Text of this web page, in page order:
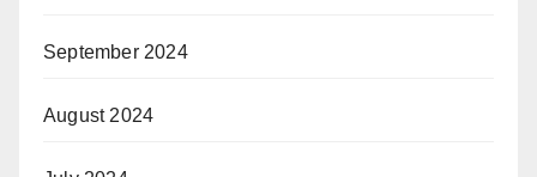
September 2024
August 2024